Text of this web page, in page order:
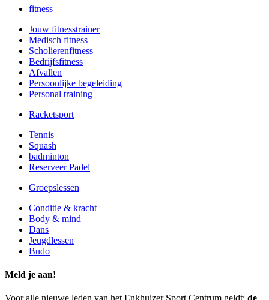
fitness
Jouw fitnesstrainer
Medisch fitness
Scholierenfitness
Bedrijfsfitness
Afvallen
Persoonlijke begeleiding
Personal training
Racketsport
Tennis
Squash
badminton
Reserveer Padel
Groepslessen
Conditie & kracht
Body & mind
Dans
Jeugdlessen
Budo
Meld je aan!